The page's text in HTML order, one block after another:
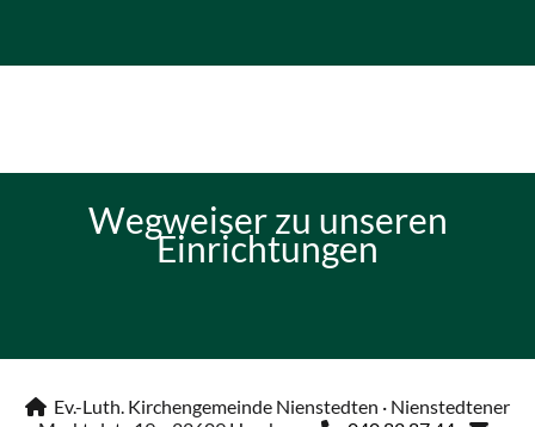
Wegweiser zu unseren
Einrichtungen
 Ev.-Luth. Kirchengemeinde Nienstedten · Nienstedtener